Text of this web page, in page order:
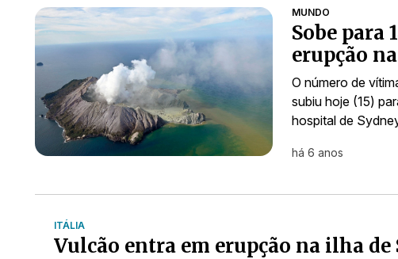
MUNDO
Sobe para
erupção
O número de
subiu hoje (15)
hospital de
há 6 anos
ITÁLIA
Vulcão entra em erupção na ilha